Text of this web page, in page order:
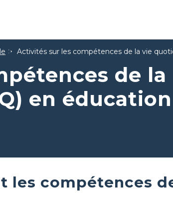
Activités sur les compétences de la vie
de la
en éducation
les compétences